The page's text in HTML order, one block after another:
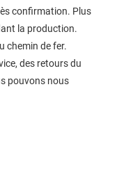
confirmation. Plus
la production.
chemin de fer.
des retours du
pouvons nous